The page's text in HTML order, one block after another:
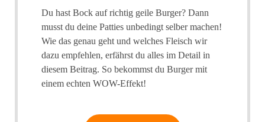
Du hast Bock auf richtig geile Burger? Dann
musst du deine Patties unbedingt selber machen!
Wie das genau geht und welches Fleisch wir
dazu empfehlen, erfährst du alles im Detail in
diesem Beitrag. So bekommst du Burger mit
einem echten WOW-Effekt!